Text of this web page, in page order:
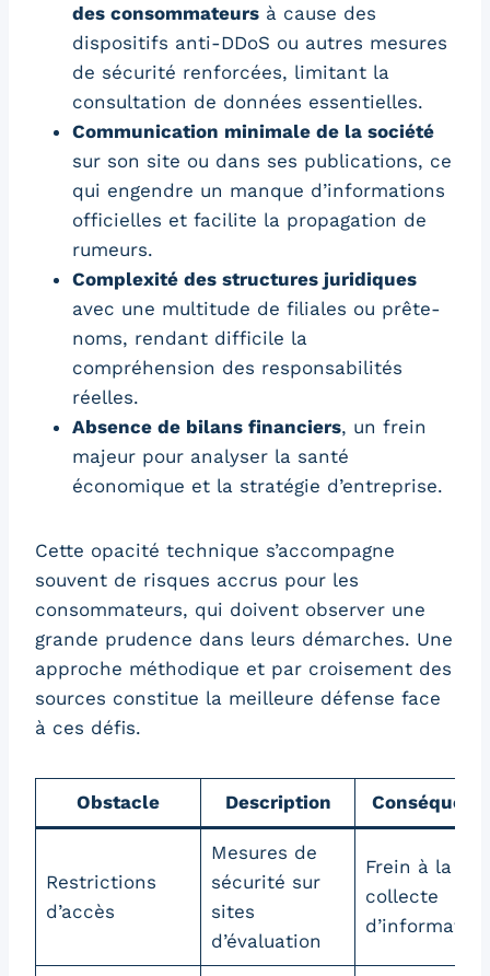
des consommateurs à cause des
dispositifs anti-DDoS ou autres mesures
de sécurité renforcées, limitant la
consultation de données essentielles.
Communication minimale de la société
sur son site ou dans ses publications, ce
qui engendre un manque d’informations
officielles et facilite la propagation de
rumeurs.
Complexité des structures juridiques
avec une multitude de filiales ou prête-
noms, rendant difficile la
compréhension des responsabilités
réelles.
Absence de bilans financiers, un frein
majeur pour analyser la santé
économique et la stratégie d’entreprise.
Cette opacité technique s’accompagne
souvent de risques accrus pour les
consommateurs, qui doivent observer une
grande prudence dans leurs démarches. Une
approche méthodique et par croisement des
sources constitue la meilleure défense face
à ces défis.
Obstacle Description
Restrictions
d’accès
Mesures de
sécurité sur
sites
d’évaluation
Frein à la
collecte